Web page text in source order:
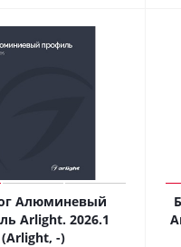
Алюминевый
Arlight. 2026.1
(Arlight, -)